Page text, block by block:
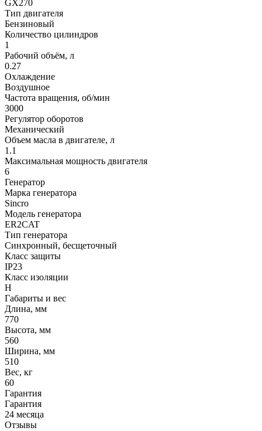
GX270
Тип двигателя
Бензиновый
Количество цилиндров
1
Рабочий объём, л
0.27
Охлаждение
Воздушное
Частота вращения, об/мин
3000
Регулятор оборотов
Механический
Объем масла в двигателе, л
1.1
Максимальная мощность двигателя
6
Генератор
Марка генератора
Sincro
Модель генератора
ER2CAT
Тип генератора
Синхронный, бесщеточный
Класс защиты
IP23
Класс изоляции
Н
Габариты и вес
Длина, мм
770
Высота, мм
560
Ширина, мм
510
Вес, кг
60
Гарантия
Гарантия
24 месяца
Отзывы